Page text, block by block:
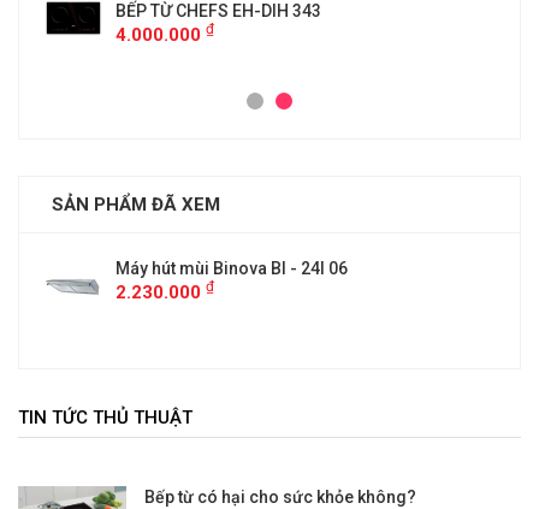
BẾP TỪ CHEFS EH-DIH 343
4.000.000 ₫
SẢN PHẨM ĐÃ XEM
Máy hút mùi Binova BI - 24I 06
2.230.000 ₫
TIN TỨC THỦ THUẬT
Bếp từ có hại cho sức khỏe không?